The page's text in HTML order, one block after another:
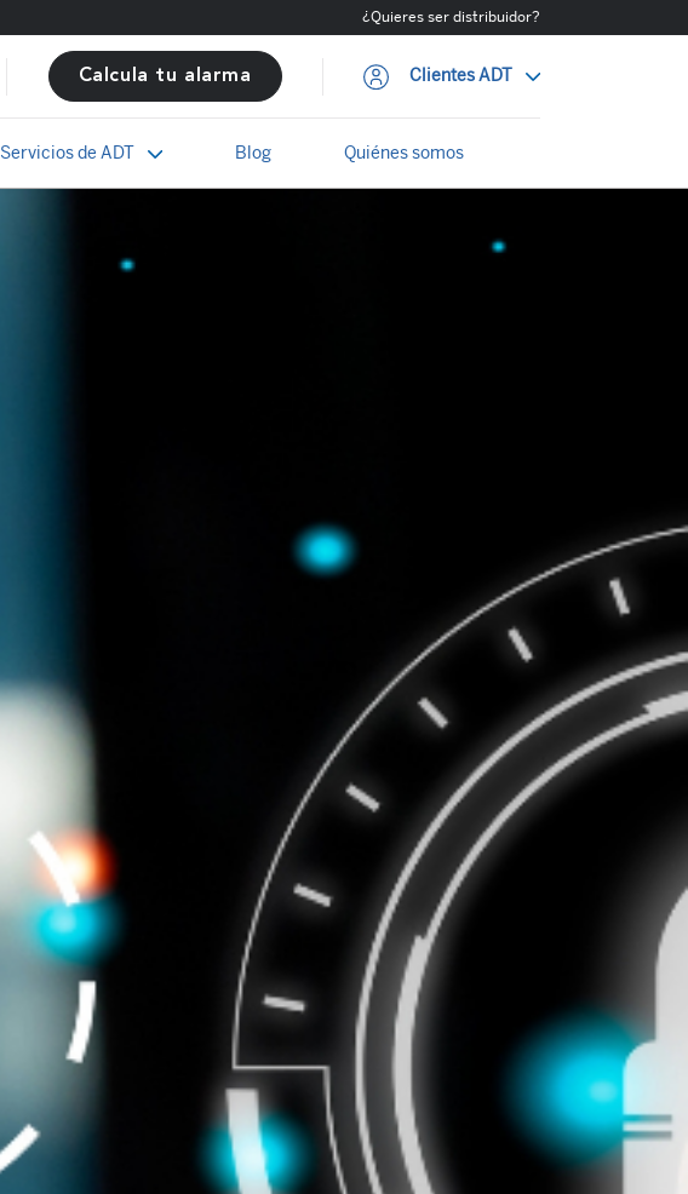
¿Quieres ser distribuidor?
Calcula tu alarma Clientes ADT
Servicios de ADT Blog Quiénes somos